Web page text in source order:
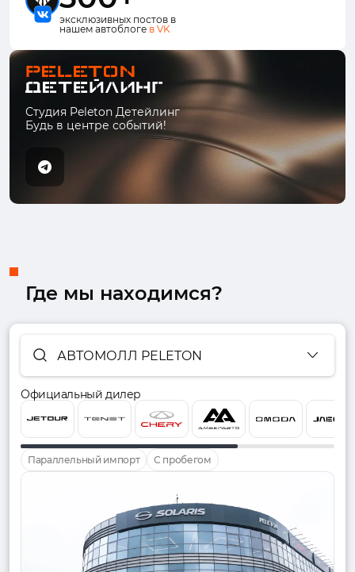
эксклюзивных постов в
нашем автоблоге в VK
Студия Peleton Детейлинг
Будь в центре событий!
Где мы находимся?
АВТОМОЛЛ PELETON
Официальный дилер
Параллельный импорт С пробегом